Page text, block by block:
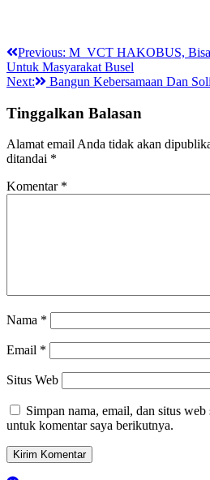
Navigasi
pos
Previous: M_VCT HAKOBUS,
Untuk Masyarakat Busel
Next:
Bangun Kebersamaan Dan
Tinggalkan Balasan
Alamat email Anda tidak akan
ditandai *
Komentar *
Nama *
Email *
Situs Web
Simpan nama, email, dan situs web
untuk komentar saya berikutnya.